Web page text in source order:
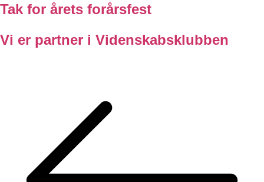
Tak for årets forårsfest
Vi er partner i Videnskabsklubben